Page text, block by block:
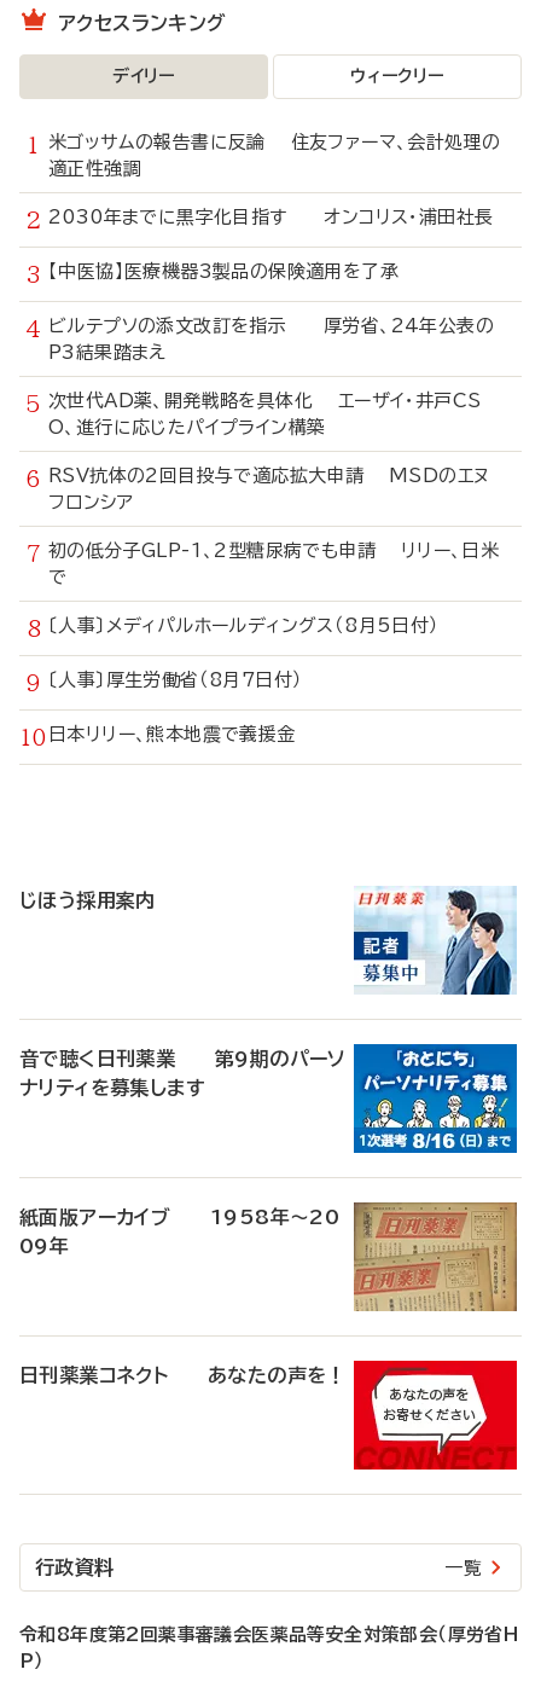
アクセスランキング
デイリー ウィークリー
米ゴッサムの報告書に反論 住友ファーマ、会計処理の
適正性強調
2030年までに黒字化目指す オンコリス・浦田社長
【中医協】医療機器3製品の保険適用を了承
ビルテプソの添文改訂を指示 厚労省、24年公表の
P3結果踏まえ
次世代AD薬、開発戦略を具体化 エーザイ・井戸CS
O、進行に応じたパイプライン構築
RSV抗体の2回目投与で適応拡大申請 MSDのエヌ
フロンシア
初の低分子GLP-1、2型糖尿病でも申請 リリー、日米
で
〔人事〕メディパルホールディングス（8月5日付）
〔人事〕厚生労働省（8月7日付）
日本リリー、熊本地震で義援金
じほう採用案内
音で聴く日刊薬業 第9期のパーソ
ナリティを募集します
紙面版アーカイブ 1958年～20
09年
日刊薬業コネクト あなたの声を！
行政資料 一覧
令和8年度第2回薬事審議会医薬品等安全対策部会（厚労省H
P）